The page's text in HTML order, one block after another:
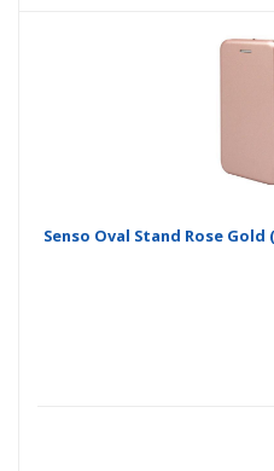
Senso Oval Stand Rose Gold